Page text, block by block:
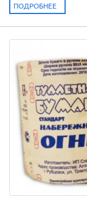
ПОДРОБНЕЕ